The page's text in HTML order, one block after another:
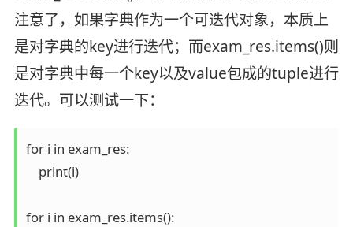
注意了，如果字典作为一个可迭代对象，本质上
是对字典的key进行迭代；而exam_res.items()则
是对字典中每一个key以及value包成的tuple进行
迭代。可以测试一下：
for i in exam_res:
    print(i)
for i in exam_res.items():